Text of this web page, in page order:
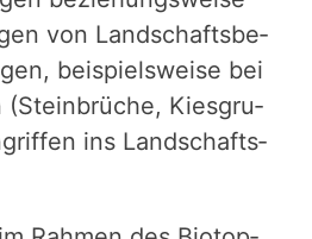
von Landschafts­be­
beispiels­weise bei
(Stein­brü­che, Kiesgru­
ins Landschafts­